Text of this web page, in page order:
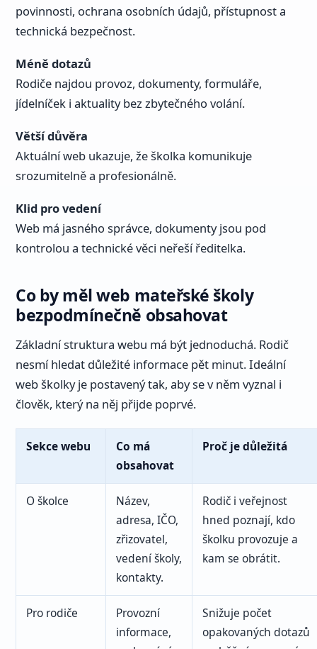
povinnosti, ochrana osobních údajů, přístupnost a
technická bezpečnost.
Méně dotazů
Rodiče najdou provoz, dokumenty, formuláře,
jídelníček i aktuality bez zbytečného volání.
Větší důvěra
Aktuální web ukazuje, že školka komunikuje
srozumitelně a profesionálně.
Klid pro vedení
Web má jasného správce, dokumenty jsou pod
kontrolou a technické věci neřeší ředitelka.
Co by měl web mateřské školy
bezpodmínečně obsahovat
Základní struktura webu má být jednoduchá. Rodič
nesmí hledat důležité informace pět minut. Ideální
web školky je postavený tak, aby se v něm vyznal i
člověk, který na něj přijde poprvé.
Sekce webu
Co má
obsahovat
Proč je důležitá
O školce
Název,
adresa, IČO,
zřizovatel,
vedení školy,
kontakty.
Rodič i veřejnost
hned poznají, kdo
školku provozuje a
kam se obrátit.
Pro rodiče
Provozní
informace,
Snižuje počet
opakovaných dotazů